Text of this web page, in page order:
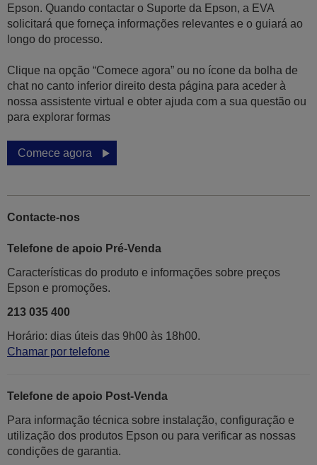
Epson. Quando contactar o Suporte da Epson, a EVA
solicitará que forneça informações relevantes e o guiará ao
longo do processo.
Clique na opção “Comece agora” ou no ícone da bolha de
chat no canto inferior direito desta página para aceder à
nossa assistente virtual e obter ajuda com a sua questão ou
para explorar formas
Comece agora
Contacte-nos
Telefone de apoio Pré-Venda
Características do produto e informações sobre preços
Epson e promoções.
213 035 400
Horário: dias úteis das 9h00 às 18h00.
Chamar por telefone
Telefone de apoio Post-Venda
Para informação técnica sobre instalação, configuração e
utilização dos produtos Epson ou para verificar as nossas
condições de garantia.